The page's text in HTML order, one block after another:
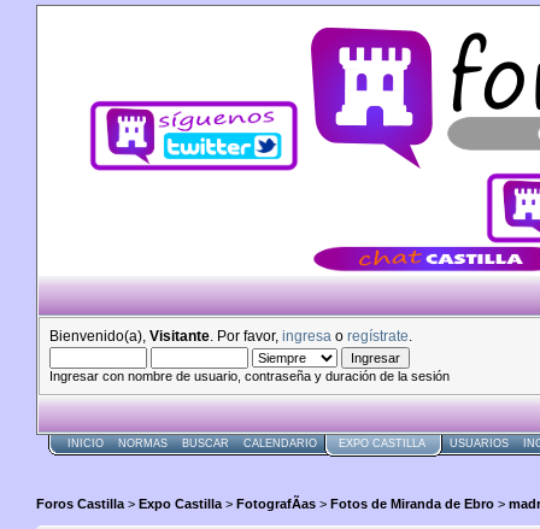
Bienvenido(a), Visitante . Por favor, ingresa o regístrate
Ingresar con nombre de usuario, contraseña y duración de la sesión
INICIO NORMAS BUSCAR CALENDARIO EXPO CASTILLA USUARIOS
Foros Castilla > Expo Castilla > FotografÃ­as > Fotos de Miranda de Ebro >